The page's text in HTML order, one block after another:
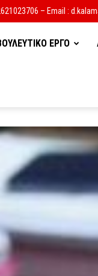
– Email :
ΕΡΓΟ